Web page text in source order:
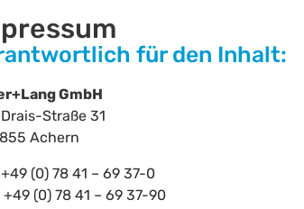
für den Inhalt:
GmbH
Straße 31
Achern
(0) 78 41 – 69 37-0
(0) 78 41 – 69 37-90